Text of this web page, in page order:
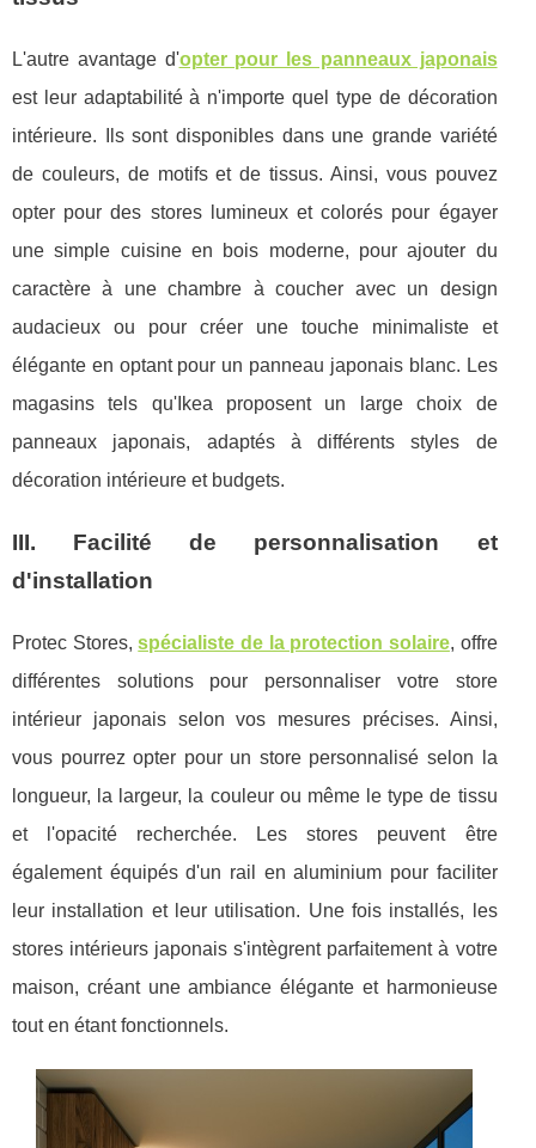
L'autre avantage d'opter pour les panneaux japonais
est leur adaptabilité à n'importe quel type de décoration
intérieure. Ils sont disponibles dans une grande variété
de couleurs, de motifs et de tissus. Ainsi, vous pouvez
opter pour des stores lumineux et colorés pour égayer
une simple cuisine en bois moderne, pour ajouter du
caractère à une chambre à coucher avec un design
audacieux ou pour créer une touche minimaliste et
élégante en optant pour un panneau japonais blanc. Les
magasins tels qu'Ikea proposent un large choix de
panneaux japonais, adaptés à différents styles de
décoration intérieure et budgets.
III. Facilité de personnalisation et
d'installation
Protec Stores,spécialiste de la protection solaire, offre
différentes solutions pour personnaliser votre store
intérieur japonais selon vos mesures précises. Ainsi,
vous pourrez opter pour un store personnalisé selon la
longueur, la largeur, la couleur ou même le type de tissu
et l'opacité recherchée. Les stores peuvent être
également équipés d'un rail en aluminium pour faciliter
leur installation et leur utilisation. Une fois installés, les
stores intérieurs japonais s'intègrent parfaitement à votre
maison, créant une ambiance élégante et harmonieuse
tout en étant fonctionnels.